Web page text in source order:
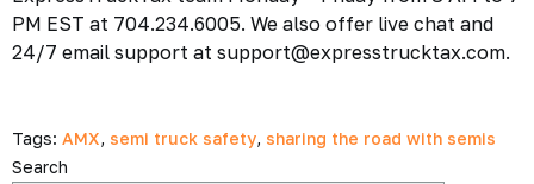
PM EST at 704.234.6005. We also offer live chat and
24/7 email support at support@expresstrucktax.com.
Tags: AMX, semi truck safety, sharing the road with semis
Search